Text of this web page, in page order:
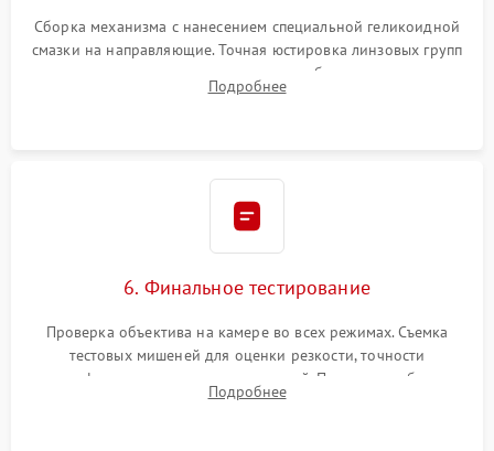
Сборка механизма с нанесением специальной геликоидной
смазки на направляющие. Точная юстировка линзовых групп
программным или механическим способом для устранения
бэк
Подробнее
6. Финальное тестирование
Проверка объектива на камере во всех режимах. Съемка
тестовых мишеней для оценки резкости, точности
автофокуса и отсутствия искажений. Проверка работы
диафрагмы на закрытых значениях и тестирование
Подробнее